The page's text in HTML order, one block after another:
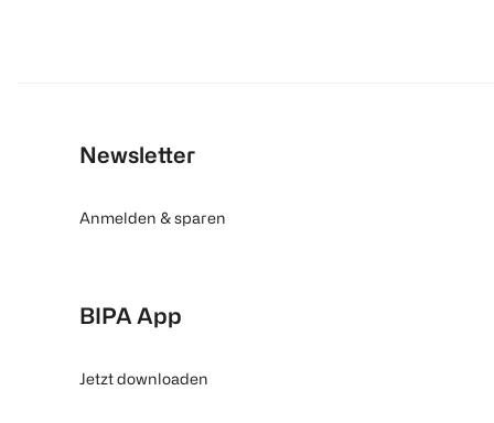
Newsletter
Anmelden & sparen
BIPA App
Jetzt downloaden